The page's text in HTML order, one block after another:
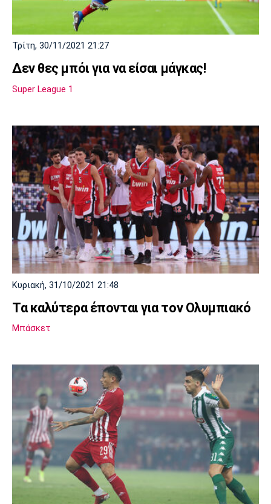
Λίβερπουλ
Μάντσεστερ
Γιουβέντους
Ίντερ Μίλαν Μπάγερν
Μπορούσια
Ντόρτμουντ
Παρί Σεν
Ζερμέν
Μαρσέιγ
Μονακό
Ερυθρός
Αστέρας
Τότεναμ
Πόρτο
Τρίτη, 30/11/2021 21:27
Δεν θες μπόι για να είσαι μάγκας!
Super League 1
Κυριακή, 31/10/2021 21:48
Τα καλύτερα έπονται για τον Ολυμπιακό
Μπάσκετ